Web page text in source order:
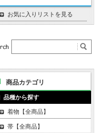
お気に入りリストを見る
商品カテゴリ
品種から探す
着物【全商品】
帯【全商品】